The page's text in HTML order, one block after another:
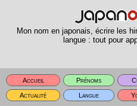
Mon nom en japonais, écrire les
langue : tout pour
Accueil Prénoms
Actualité
Langue